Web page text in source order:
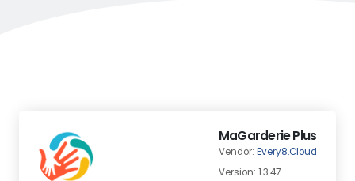
MaGarderie Plus
Vendor: Every8.Cloud
Version: 1.3.47